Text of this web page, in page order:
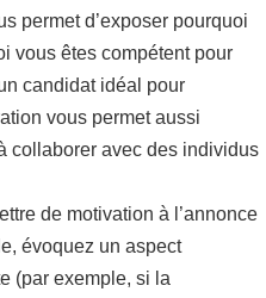
permet d’exposer pourquoi
vous êtes compétent pour
candidat idéal pour
vous permet aussi
collaborer avec des individus
de motivation à l’annonce
évoquez un aspect
(par exemple, si la